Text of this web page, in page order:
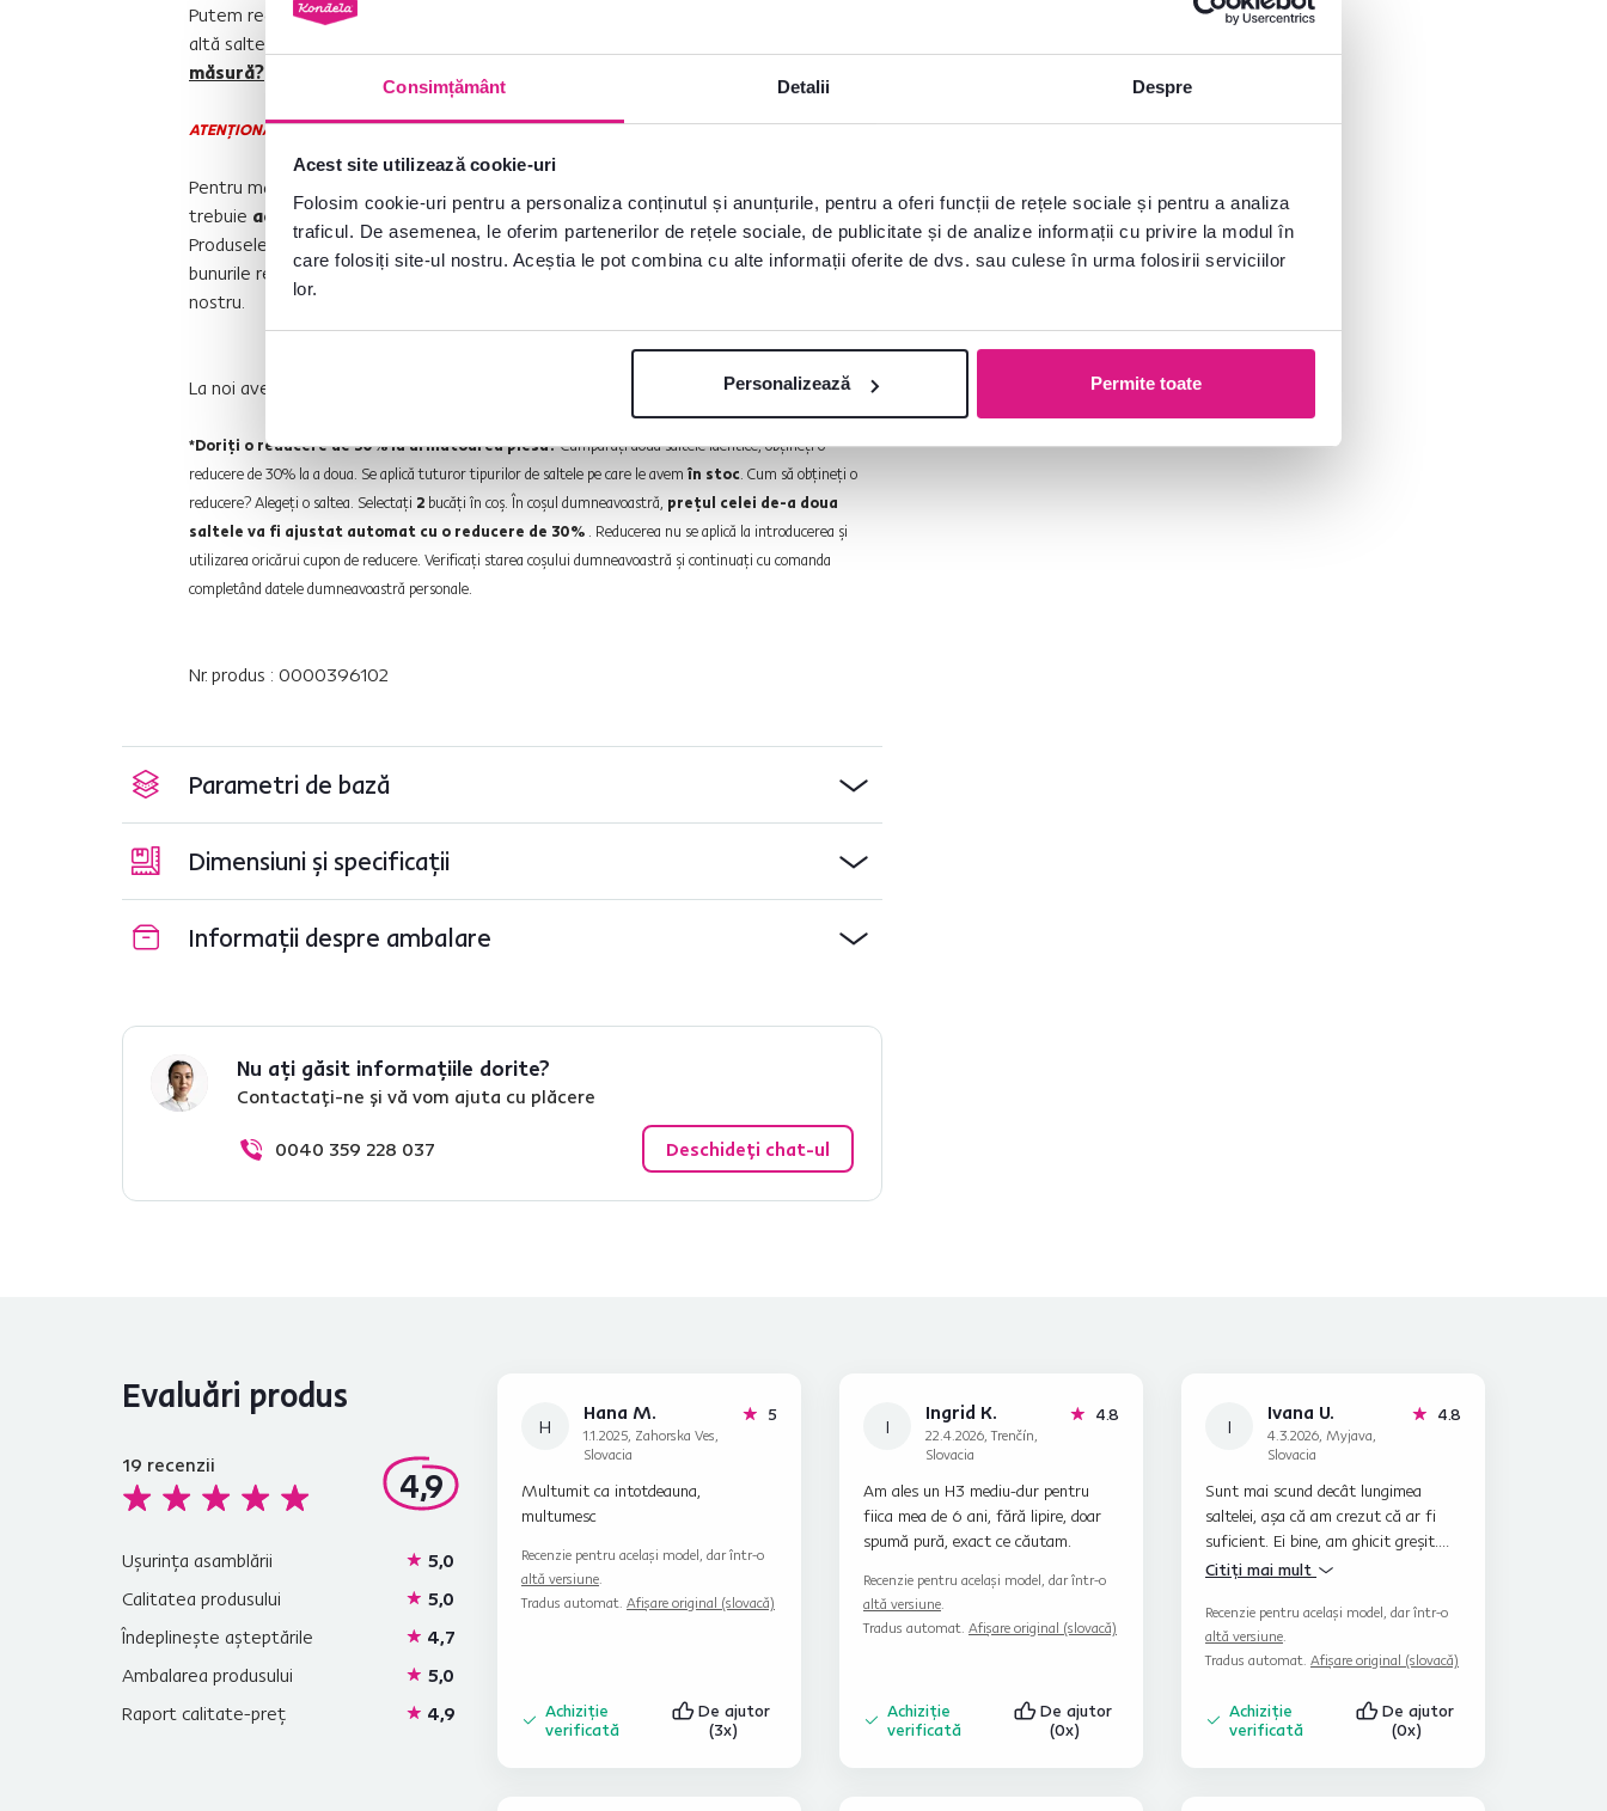
Consimțământ Detalii Despre
Acest site utilizează cookie-uri
Folosim cookie-uri pentru a personaliza conținutul și anunțurile, pentru a oferi funcții de rețele sociale și pentru a analiza
traficul. De asemenea, le oferim partenerilor de rețele sociale, de publicitate și de analize informații cu privire la modul în
care folosiți site-ul nostru. Aceștia le pot combina cu alte informații oferite de dvs. sau culese în urma folosirii serviciilor
lor.
Personalizează Permite toate
Putem realiza la comandă toate saltelele din oferta noastră. Cum să comandaţi o
altă saltea la comandă, citiţi în ghidul nostru -
măsură?
ATENŢIONARE:
Pentru marfa realizată la comandă (saltele pe măsură), întreaga plată a mărfii
trebuie achitată în avans. Puteţi anula o astfel de comandă în cel mult 48 de ore.
Produsele realizate la comandă nu pot fi returnate. Termenul de livrare pentru
bunurile realizate la comandă poate diferi de timpul de livrare indicat pe site-ul
nostru.
La noi aveţi posibilitatea să alegeţi din
*Doriţi o reducere de 30% la următoarea piesă?Cumpăraţi două saltele identice, obţineţi o
reducere de 30% la a doua. Se aplică tuturor tipurilor de saltele pe care le avem în stoc . Cum să obţineţi o
reducere? Alegeţi o saltea. Selectaţi 2 bucăţi în coş. În coşul dumneavoastră, preţul celei de-a doua
saltele va fi ajustat automat cu o reducere de 30%
. Reducerea nu se aplică la introducerea şi
utilizarea oricărui cupon de reducere. Verificaţi starea coşului dumneavoastră şi continuaţi cu comanda
completând datele dumneavoastră personale.
Nr. produs : 0000396102
Parametri de bază
Dimensiuni și specificații
Informații despre ambalare
Nu ați găsit informațiile dorite?
Contactați-ne și vă vom ajuta cu plăcere
0040 359 228 037 Deschideți chat-ul
Evaluări produs
4,9
19 recenzii
Ușurința asamblării
5,0
Calitatea produsului
5,0
Îndeplinește așteptările
4,7
Ambalarea produsului
5,0
Raport calitate-preț
4,9
H
Hana M.
1.1.2025, Zahorska Ves,
Slovacia
5stele
Multumit ca intotdeauna,
multumesc
Recenzie pentru același model, dar într-o
altă versiune.
Tradus automat. Afișare original (slovacă)
Achiziție
verificată
De ajutor
(3x)
I
Ingrid K.
22.4.2026, Trenčín,
Slovacia
4.8
Am ales un H3 mediu-dur pentru
fiica mea de 6 ani, fără lipire, doar
spumă pură, exact ce căutam.
Recenzie pentru același model, dar într-o
altă versiune.
Tradus automat. Afișare original (slovacă)
Achiziție
verificată
De ajutor
(0x)
I
Ivana U.
4.3.2026, Myjava,
Slovacia
4.8
Sunt mai scund decât lungimea
saltelei, așa că am crezut că ar fi
suficient. Ei bine, am ghicit greșit.
Dar asta e dincolo de imaginația
Citiți mai mult
Recenzie pentru același model, dar într-o
altă versiune.
Tradus automat. Afișare original (slovacă)
Achiziție
verificată
De ajutor
(0x)